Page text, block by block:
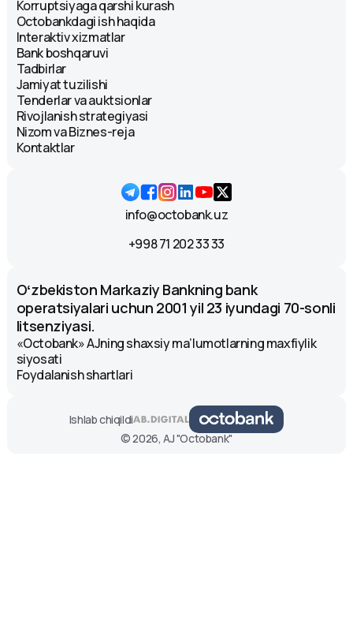
Korruptsiyaga qarshi kurash
Octobankdagi ish haqida
Interaktiv xizmatlar
Bank boshqaruvi
Tadbirlar
Jamiyat tuzilishi
Tenderlar va auktsionlar
Rivojlanish strategiyasi
Nizom va Biznes-reja
Kontaktlar
info@octobank.uz
+998 71 202 33 33
Oʻzbekiston Markaziy Bankning bank
operatsiyalari uchun 2001 yil 23 iyundagi 70-sonli
litsenziyasi.
«Octobank» AJning shaxsiy ma’lumotlarning maxfiylik
siyosati
Foydalanish shartlari
Ishlab chiqildi
© 2026, AJ "Octobank"